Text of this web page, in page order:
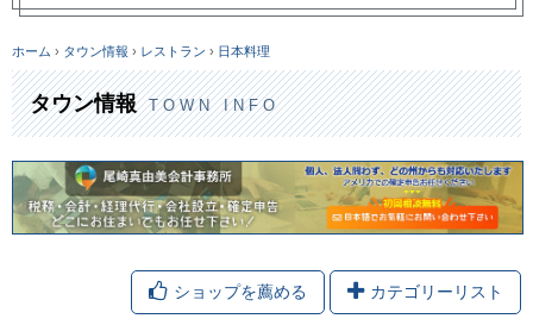
ホーム › タウン情報 › レストラン › 日本料理
タウン情報 TOWN INFO
ショップを薦める カテゴリーリスト